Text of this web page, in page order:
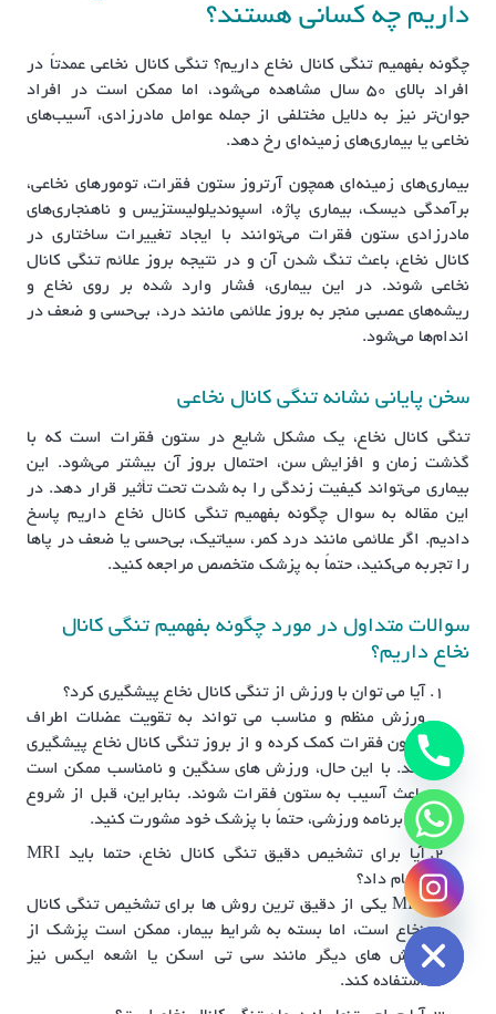
داریم چه کسانی هستند؟
چگونه بفهمیم تنگی کانال نخاع داریم؟ تنگی کانال نخاعی عمدتاً در
افراد بالای ۵۰ سال مشاهده می‌شود، اما ممکن است در افراد
جوان‌تر نیز به دلایل مختلفی از جمله عوامل مادرزادی، آسیب‌های
نخاعی یا بیماری‌های زمینه‌ای رخ دهد.
بیماری‌های زمینه‌ای همچون آرتروز ستون فقرات، تومورهای نخاعی،
برآمدگی دیسک، بیماری پاژه، اسپوندیلولیستزیس و ناهنجاری‌های
مادرزادی ستون فقرات می‌توانند با ایجاد تغییرات ساختاری در
کانال نخاع، باعث تنگ شدن آن و در نتیجه بروز علائم تنگی کانال
نخاعی شوند. در این بیماری، فشار وارد شده بر روی نخاع و
ریشه‌های عصبی منجر به بروز علائمی مانند درد، بی‌حسی و ضعف در
اندام‌ها می‌شود.
سخن پایانی نشانه تنگی کانال نخاعی
تنگی کانال نخاع، یک مشکل شایع در ستون فقرات است که با
گذشت زمان و افزایش سن، احتمال بروز آن بیشتر می‌شود. این
بیماری می‌تواند کیفیت زندگی را به شدت تحت تأثیر قرار دهد. در
این مقاله به سوال چگونه بفهمیم تنگی کانال نخاع داریم پاسخ
دادیم. اگر علائمی مانند درد کمر، سیاتیک، بی‌حسی یا ضعف در پاها
را تجربه می‌کنید، حتماً به پزشک متخصص مراجعه کنید.
سوالات متداول در مورد چگونه بفهمیم تنگی کانال
نخاع داریم؟
آیا می‌ توان با ورزش از تنگی کانال نخاع پیشگیری کرد؟
ورزش منظم و مناسب می‌ تواند به تقویت عضلات اطراف
ستون فقرات کمک کرده و از بروز تنگی کانال نخاع پیشگیری
کند. با این حال، ورزش‌ های سنگین و نامناسب ممکن است
باعث آسیب به ستون فقرات شوند. بنابراین، قبل از شروع
هر برنامه ورزشی، حتماً با پزشک خود مشورت کنید.
آیا برای تشخیص دقیق تنگی کانال نخاع، حتما باید MRI
انجام داد؟
MRI یکی از دقیق‌ ترین روش‌ ها برای تشخیص تنگی کانال
نخاع است، اما بسته به شرایط بیمار، ممکن است پزشک از
روش‌ های دیگر مانند سی تی اسکن یا اشعه ایکس نیز
استفاده کند.
Hide
chaty